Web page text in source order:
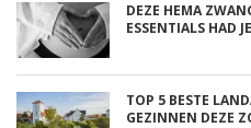
DEZE HEMA
ESSENTIALS HAD
TOP 5 BESTE
GEZINNEN DEZE